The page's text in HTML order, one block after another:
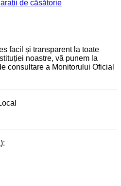
de căsătorie
facil și transparent la toate
noastre, vă punem la
consultare a Monitorului Oficial